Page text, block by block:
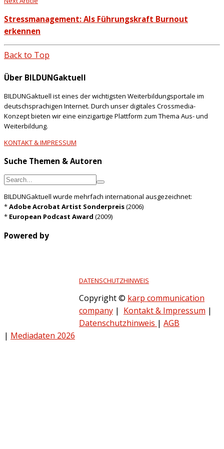
Stressmanagement: Als Führungskraft Burnout
erkennen
Back to Top
Über BILDUNGaktuell
BILDUNGaktuell ist eines der wichtigsten Weiterbildungsportale im
deutschsprachigen Internet. Durch unser digitales Crossmedia-
Konzept bieten wir eine einzigartige Plattform zum Thema Aus- und
Weiterbildung.
KONTAKT & IMPRESSUM
Suche Themen & Autoren
BILDUNGaktuell wurde mehrfach international ausgezeichnet:
*Adobe Acrobat Artist Sonderpreis(2006)
* European Podcast Award (2009)
Powered by
DATENSCHUTZHINWEIS
Copyright © karp communication
company | Kontakt & Impressum |
Datenschutzhinweis | AGB
| Mediadaten 2026